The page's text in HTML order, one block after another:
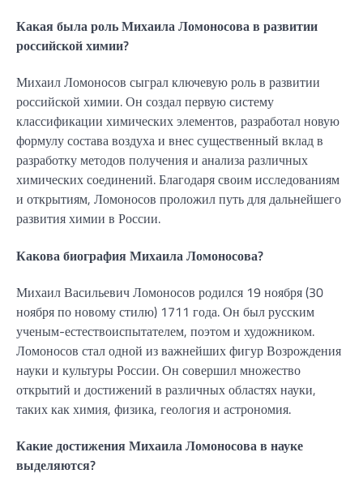
Какая была роль Михаила Ломоносова в развитии
российской химии?
Михаил Ломоносов сыграл ключевую роль в развитии
российской химии. Он создал первую систему
классификации химических элементов, разработал новую
формулу состава воздуха и внес существенный вклад в
разработку методов получения и анализа различных
химических соединений. Благодаря своим исследованиям
и открытиям, Ломоносов проложил путь для дальнейшего
развития химии в России.
Какова биография Михаила Ломоносова?
Михаил Васильевич Ломоносов родился 19 ноября (30
ноября по новому стилю) 1711 года. Он был русским
ученым-естествоиспытателем, поэтом и художником.
Ломоносов стал одной из важнейших фигур Возрождения
науки и культуры России. Он совершил множество
открытий и достижений в различных областях науки,
таких как химия, физика, геология и астрономия.
Какие достижения Михаила Ломоносова в науке
выделяются?